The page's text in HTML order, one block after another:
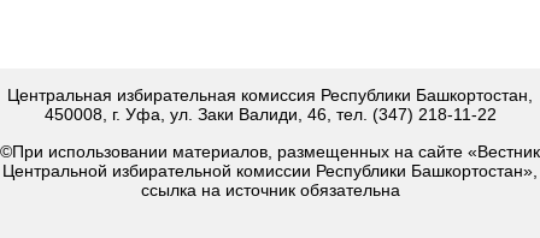
Центральная избирательная комиссия Республики Башкортостан,
450008, г. Уфа, ул. Заки Валиди, 46, тел. (347) 218-11-22
©При использовании материалов, размещенных на сайте «Вестник
Центральной избирательной комиссии Республики Башкортостан»,
ссылка на источник обязательна